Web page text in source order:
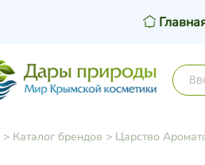
> Каталог брендов > Царство